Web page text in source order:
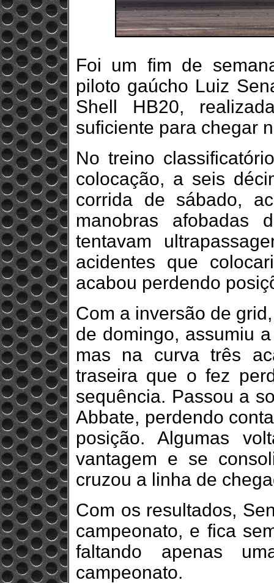
Foi um fim de
piloto gaúcho Luiz
Shell HB20,
suficiente para chegar
No treino
colocação, a seis
corrida de sábado,
manobras afobadas
tentavam
acidentes que
acabou perdendo
Com a inversão de
de domingo, assumiu
mas na curva três
traseira que o fez
sequência. Passou a
Abbate, perdendo
posição. Algumas
vantagem e se
cruzou a linha de
Com os resultados,
campeonato, e fica
faltando apenas
campeonato.